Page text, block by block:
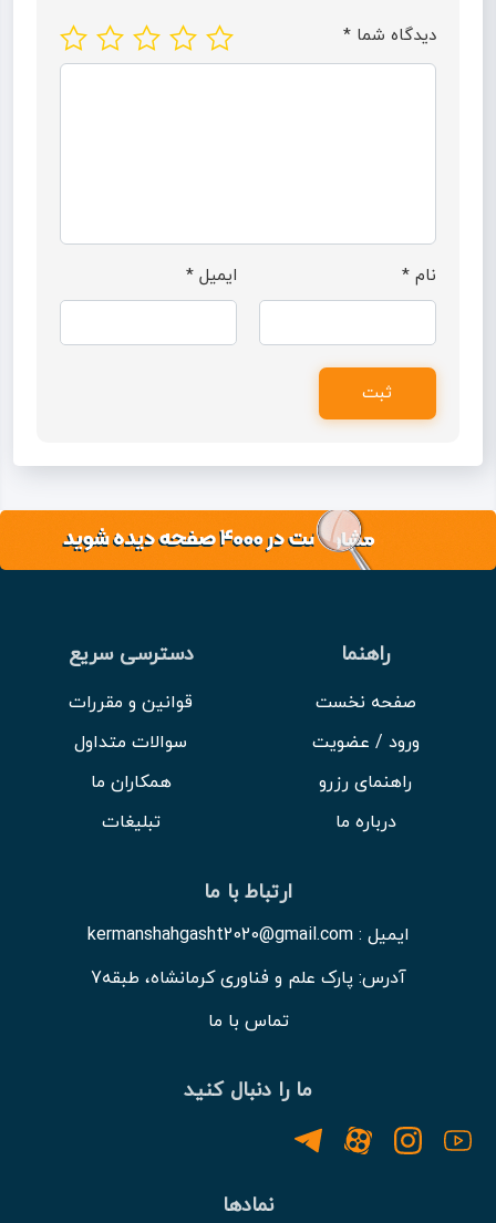
دیدگاه شما *
نام * ایمیل *
راهنما
صفحه نخست
ورود / عضویت
راهنمای رزرو
درباره ما
دسترسی سریع
قوانین و مقررات
سوالات متداول
همکاران ما
تبلیغات
ارتباط با ما
ایمیل : kermanshahgasht2020@gmail.com
آدرس: پارک علم و فناوری کرمانشاه، طبقه7
تماس با ما
ما را دنبال کنید
نمادها